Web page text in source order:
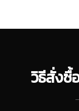
วิธีสั่งซื้